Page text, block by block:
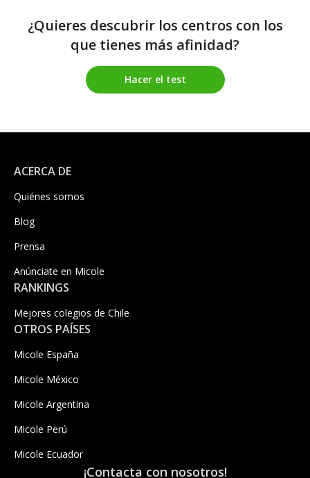
¿Quieres descubrir los centros con los
que tienes más afinidad?
Hacer el test
ACERCA DE
Quiénes somos
Blog
Prensa
Anúnciate en Micole
RANKINGS
Mejores colegios de Chile
OTROS PAÍSES
Micole España
Micole México
Micole Argentina
Micole Perú
Micole Ecuador
¡Contacta con nosotros!